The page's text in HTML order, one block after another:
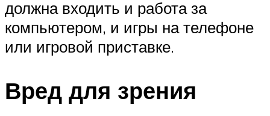
должна входить и работа за
компьютером, и игры на телефоне
или игровой приставке.
Вред для зрения